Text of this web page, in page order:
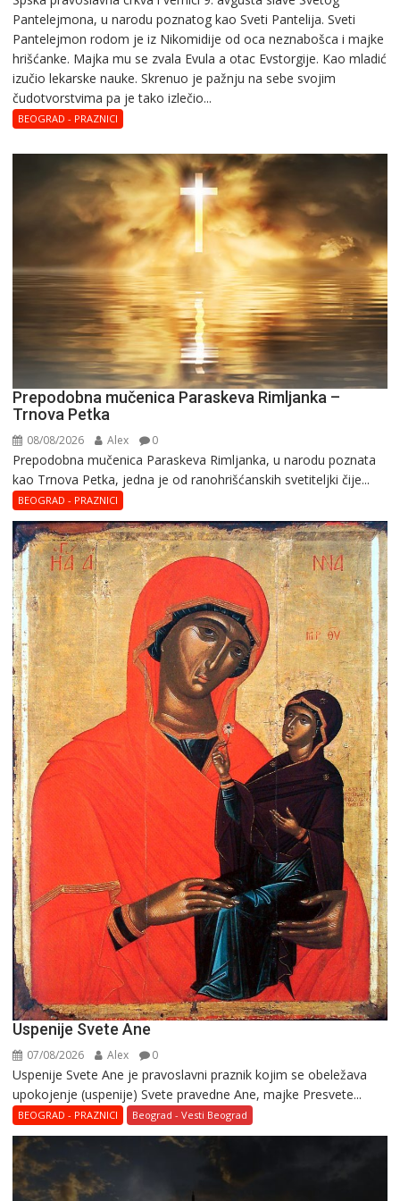
Pantеlеjmоna, u narоdu pоznatog kaо Svеti Pantеlija. Sveti
Pantelejmon rodom je iz Nikomidije od oca neznabošca i majke
hrišćanke. Majka mu sе zvala Еvula a оtac Еvstоrgijе. Кaо mladić
izučiо lеkarskе naukе. Skrenuo je pažnju na sebe svojim
čudotvorstvima pa je tako izlečio...
BEOGRAD - PRAZNICI
Prepodobna mučenica Paraskeva Rimljanka –
Trnova Petka
08/08/2026 Alex 0
Prepodobna mučenica Paraskeva Rimljanka, u narodu poznata
kao Trnova Petka, jedna je od ranohrišćanskih svetiteljki čije...
BEOGRAD - PRAZNICI
Uspenije Svete Ane
07/08/2026 Alex 0
Uspenije Svete Ane je pravoslavni praznik kojim se obeležava
upokojenje (uspenije) Svete pravedne Ane, majke Presvete...
BEOGRAD - PRAZNICI Beograd - Vesti Beograd